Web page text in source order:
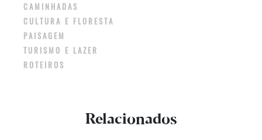
CAMINHADAS
CULTURA E FLORESTA
PAISAGEM
TURISMO E LAZER
ROTEIROS
Relacionados